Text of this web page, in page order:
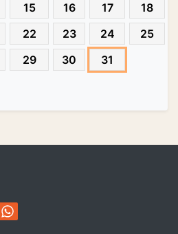
15 16 17
18
22 23 24
25
29 30 31